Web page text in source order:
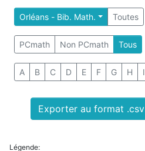
Orléans - Bib. Math. Toutes
PCmath Non PCmath Tous
A B C D E F G H I
Exporter au format .csv
Légende: